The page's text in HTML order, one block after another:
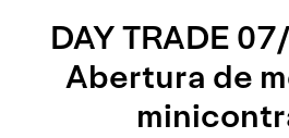
DAY TRADE
Abertura de